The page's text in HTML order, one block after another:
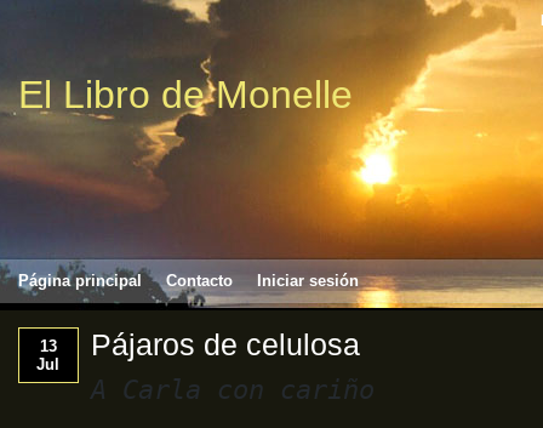
El Libro de Monelle
Página principal Contacto Iniciar sesión
13
Jul
Pájaros de celulosa
A Carla con cariño